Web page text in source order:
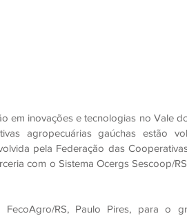
em inovações e tecnologias no Vale
agropecuárias gaúchas estão
pela Federação das
com o Sistema Ocergs Sescoop/
FecoAgro/RS, Paulo Pires, para o